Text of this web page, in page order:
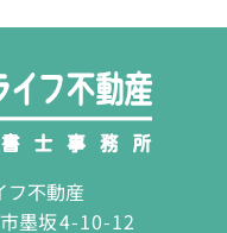
フ不動産
墨坂4-10-12